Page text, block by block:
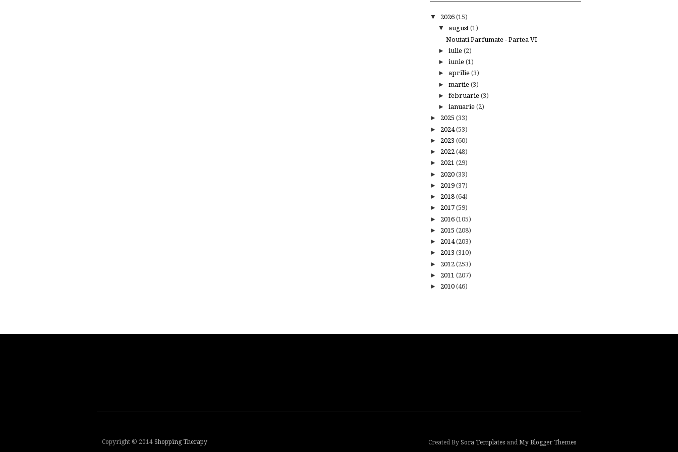
▼ 2026 (15)
▼ august (1)
Noutati Parfumate - Partea VI
► iulie (2)
► iunie (1)
► aprilie (3)
► martie (3)
► februarie (3)
► ianuarie (2)
► 2025 (33)
► 2024(53)
► 2023 (60)
► 2022 (48)
► 2021 (29)
► 2020 (33)
► 2019 (37)
► 2018 (64)
► 2017 (59)
► 2016 (105)
► 2015 (208)
► 2014(203)
► 2013 (310)
► 2012 (253)
► 2011 (207)
► 2010 (46)
Copyright © 2014 Shopping Therapy Created By Sora Templates and My Blogger Themes